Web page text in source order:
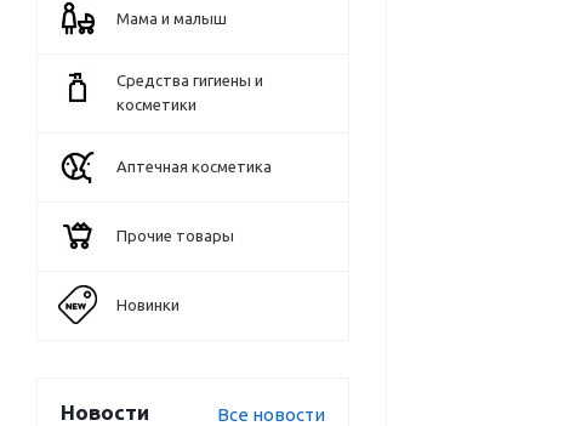
Мама и малыш
Средства гигиены и
косметики
Аптечная косметика
Прочие товары
Новинки
Новости Все новости